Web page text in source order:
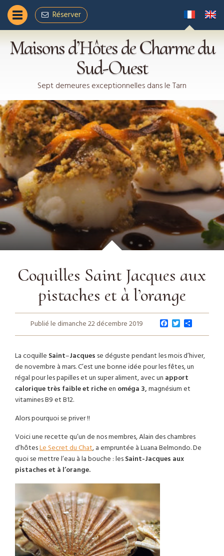
Réservez votre séjour en ligne
Nous contacter
Réserver
Maisons d’Hôtes de Charme du
Sud-Ouest
Sept demeures exceptionnelles dans le Tarn
Coquilles Saint Jacques aux
pistaches et à l’orange
Publié le dimanche 22 décembre 2019 F
a
c
b
o
o
k
T
w
i
t
e
r
P
a
r
a
g
e
La coquille Saint–Jacques se déguste pendant les mois d’hiver,
de novembre à mars. C’est une bonne idée pour les fêtes, un
régal pour les papilles et un super aliment, avec un apport
calorique très faible et richeen oméga 3,magnésium et
vitamines B9 et B12.
Alors pourquoi se priver !!
Voici une recette qu’un de nos membres, Alain des chambres
d’hôtesLe Secret du Chat, a empruntée à Luana Belmondo. De
quoi se mettre l’eau à la bouche : lesSaint-Jacques aux
pistaches et à l’orange.